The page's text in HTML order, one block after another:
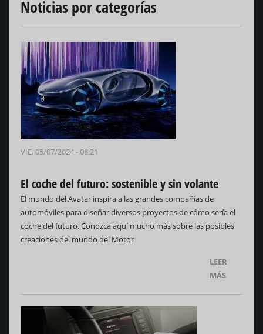
Noticias por categorías
VIE, 05/07/2024 - 08:21
El coche del futuro: sostenible y sin volante
El mundo del Avatar inspira a las grandes compañías de
automóviles para diseñar diversos proyectos de cómo sería el
coche del futuro. Conozca aquí mucho más sobre las posibles
creaciones del mundo del Motor
LEER
MÁS